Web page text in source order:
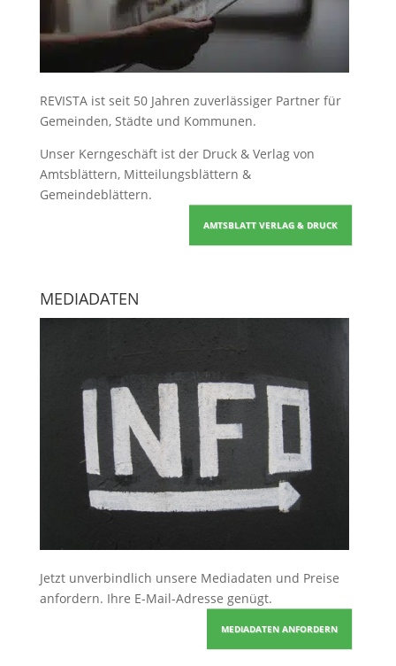
REVISTA ist seit 50 Jahren zuverlässiger Partner für
Gemeinden, Städte und Kommunen.
Unser Kerngeschäft ist der Druck & Verlag von
Amtsblättern, Mitteilungsblättern &
Gemeindeblättern.
AMTSBLATT VERLAG & DRUCK
MEDIADATEN
Jetzt unverbindlich unsere Mediadaten und Preise
anfordern. Ihre E-Mail-Adresse genügt.
MEDIADATEN ANFORDERN